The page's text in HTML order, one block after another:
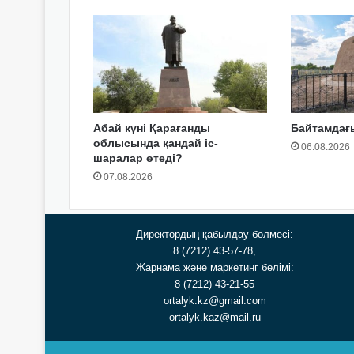
Абай күні Қарағанды
облысында қандай іс-
шаралар өтеді?
07.08.2026
06.08.2026
Директордың қабылдау бөлмесі:
8 (7212) 43-57-78,
Жарнама және маркетинг бөлімі:
8 (7212) 43-21-55
ortalyk.kz@gmail.com
ortalyk.kaz@mail.ru